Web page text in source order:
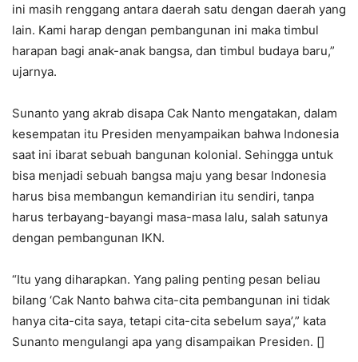
ini masih renggang antara daerah satu dengan daerah yang
lain. Kami harap dengan pembangunan ini maka timbul
harapan bagi anak-anak bangsa, dan timbul budaya baru,”
ujarnya.
Sunanto yang akrab disapa Cak Nanto mengatakan, dalam
kesempatan itu Presiden menyampaikan bahwa Indonesia
saat ini ibarat sebuah bangunan kolonial. Sehingga untuk
bisa menjadi sebuah bangsa maju yang besar Indonesia
harus bisa membangun kemandirian itu sendiri, tanpa
harus terbayang-bayangi masa-masa lalu, salah satunya
dengan pembangunan IKN.
“Itu yang diharapkan. Yang paling penting pesan beliau
bilang ‘Cak Nanto bahwa cita-cita pembangunan ini tidak
hanya cita-cita saya, tetapi cita-cita sebelum saya’,” kata
Sunanto mengulangi apa yang disampaikan Presiden. []